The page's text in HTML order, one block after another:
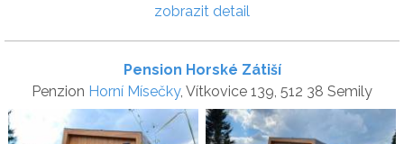
zobrazit detail
Pension Horské Zátiší
Penzion Horní Mísečky, Vítkovice 139, 512 38 Semily